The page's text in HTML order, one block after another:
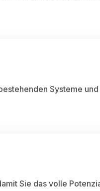
Systeme
Sie das volle